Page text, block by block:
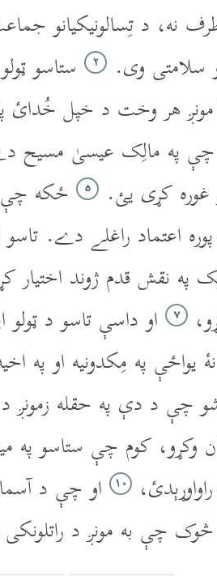
نه، د تِسالونيکيانو
وى.
۲ ستاسو
مونږ هر وخت د خپل خُدائ
په مالِک عيسىٰ مسيح
کړى يئ.
۵ ځکه چې
اعتماد راغلے دے.
په نقش قدم ژوند اختيار
۷ او داسې تاسو د
په مِکدونيه او
د دې په حقله زمونږ
وکړو، کوم چې ستاسو
۱۰ او چې د
چې به مونږ د